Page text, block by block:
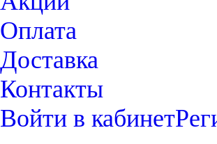
Оплата
Доставка
Контакты
Войти в кабинет